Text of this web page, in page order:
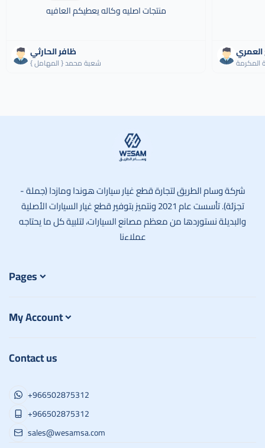
منتجات اصليه وكاله يعطيكم العافيه
ظافر الحارثي
شعبة محمد { المهامل } المكرمة
شركة وسام الطريق لتجارة قطع غيار سيارات هوندا ومازدا (جملة -
تجزئة). تأسست عام 2021 ونتميز بتوفير قطع غيار السيارات الأصلية
والبديلة نستوردها من معظم مصانع السيارات، لتلبية كل ما يحتاجه
عملاءنا
Pages
My Account
Contact us
+966502875312
+966502875312
sales@wesamsa.com